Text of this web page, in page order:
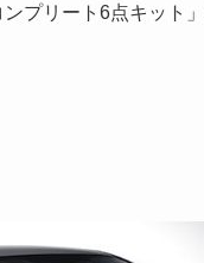
プリート6点キット